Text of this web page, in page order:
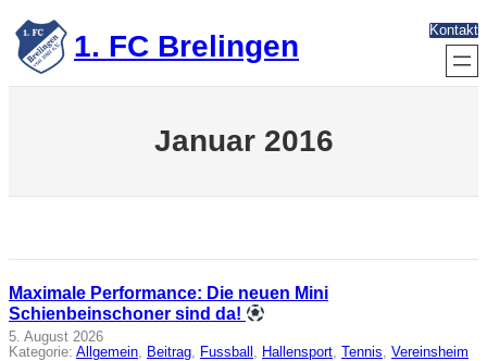
Zum
Inhalt
springen 1. FC Brelingen Kontakt
Januar 2016
Maximale Performance: Die neuen Mini
Schienbeinschoner sind da!
5. August 2026
Kategorie: Allgemein, Beitrag, Fussball , Hallensport, Tennis, Vereinsheim